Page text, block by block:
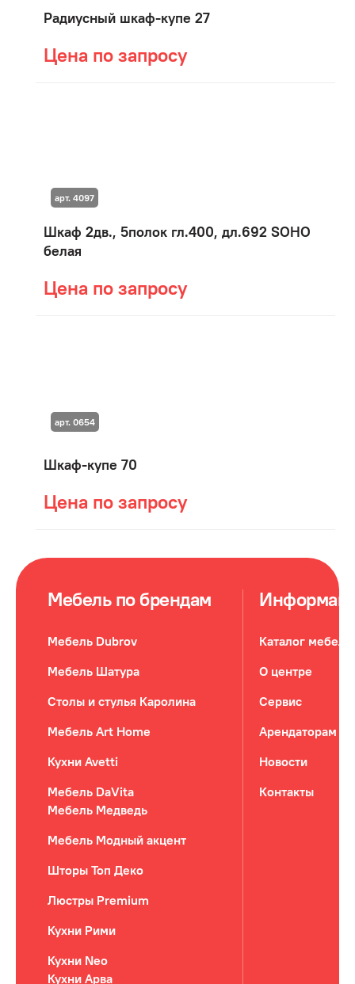
Радиусный шкаф-купе 27
Цена по запросу
Шкаф 2дв., 5полок гл.400, дл.692 SOHO
белая
Цена по запросу
арт. 4097
Шкаф-купе 70
Цена по запросу
арт. 0654
Мебель по брендам
Мебель Dubrov
Мебель Шатура
Столы и стулья Каролина
Мебель Art Home
Кухни Avetti
Мебель DaVita
Мебель Медведь
Мебель Модный акцент
Шторы Топ Деко
Люстры Premium
Кухни Рими
Кухни Neo
Кухни Арва
Каталог мебели
О центре
Сервис
Арендаторам
Новости
Контакты